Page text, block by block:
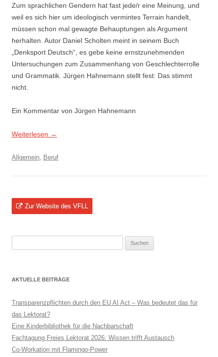
Zum sprachlichen Gendern hat fast jede/r eine Meinung, und
weil es sich hier um ideologisch vermintes Terrain handelt,
müssen schon mal gewagte Behauptungen als Argument
herhalten. Autor Daniel Scholten meint in seinem Buch
„Denksport Deutsch“, es gebe keine ernstzunehmenden
Untersuchungen zum Zusammenhang von Geschlechterrolle
und Grammatik. Jürgen Hahnemann stellt fest: Das stimmt
nicht.
Ein Kommentar von Jürgen Hahnemann
Weiterlesen →
Allgemein, Beruf
Zur Website des VFLL
AKTUELLE BEITRÄGE
Transparenzpflichten durch den EU AI Act – Was bedeutet das für
das Lektorat?
Eine Kinderbibliothek für die Nachbarschaft
Fachtagung Freies Lektorat 2026: Wissen trifft Austausch
Co-Workation mit Flamingo-Power